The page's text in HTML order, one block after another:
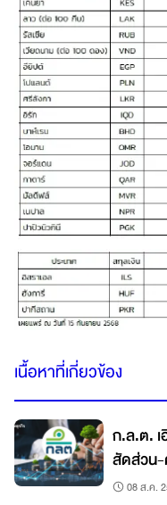
เนื้อหาที่เกี่ยวข้อง
ก.ล.ต. เ
สัดส่วน-
08 ส.ค.